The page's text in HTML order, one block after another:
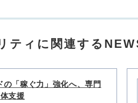
ティに関連する
の「稼ぐ力」強化へ、専門
支援